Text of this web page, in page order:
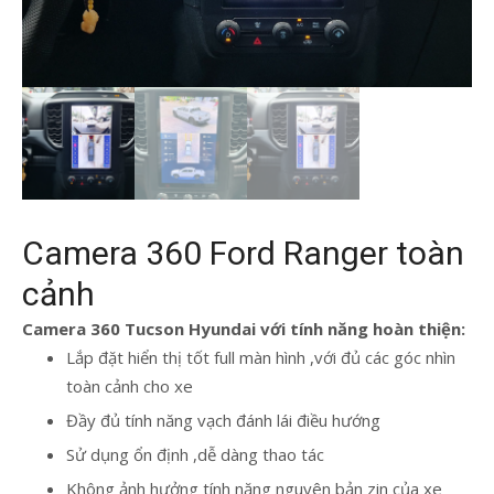
Camera 360 Ford Ranger toàn
cảnh
Camera 360 Tucson Hyundai với tính năng hoàn thiện:
Lắp đặt hiển thị tốt full màn hình ,với đủ các góc nhìn
toàn cảnh cho xe
Đầy đủ tính năng vạch đánh lái điều hướng
Sử dụng ổn định ,dễ dàng thao tác
Không ảnh hưởng tính năng nguyên bản zin của xe